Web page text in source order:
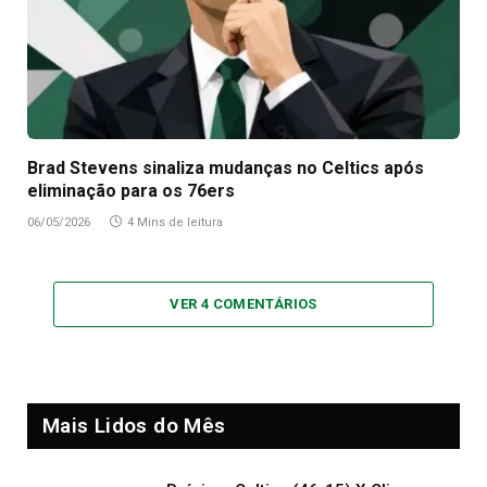
Brad Stevens sinaliza mudanças no Celtics após
eliminação para os 76ers
06/05/2026 4 Mins de leitura
VER 4 COMENTÁRIOS
Mais Lidos do Mês